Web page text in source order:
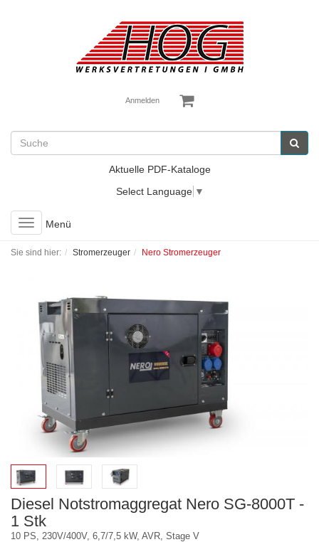
Anmelden
Aktuelle PDF-Kataloge
Select Language ▼
Toggle
navigation
Menü
Sie sind hier: Stromerzeuger Nero Stromerzeuger
Diesel Notstromaggregat Nero SG-8000T -
1 Stk
10 PS, 230V/400V, 6,7/7,5 kW, AVR, Stage V